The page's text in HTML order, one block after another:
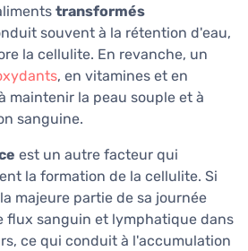
transformés
souvent à la rétention d'eau,
la cellulite. En revanche, un
, en vitamines et en
maintenir la peau souple et à
sanguine.
est un autre facteur qui
la formation de la cellulite. Si
majeure partie de sa journée
flux sanguin et lymphatique dans
ce qui conduit à l'accumulation